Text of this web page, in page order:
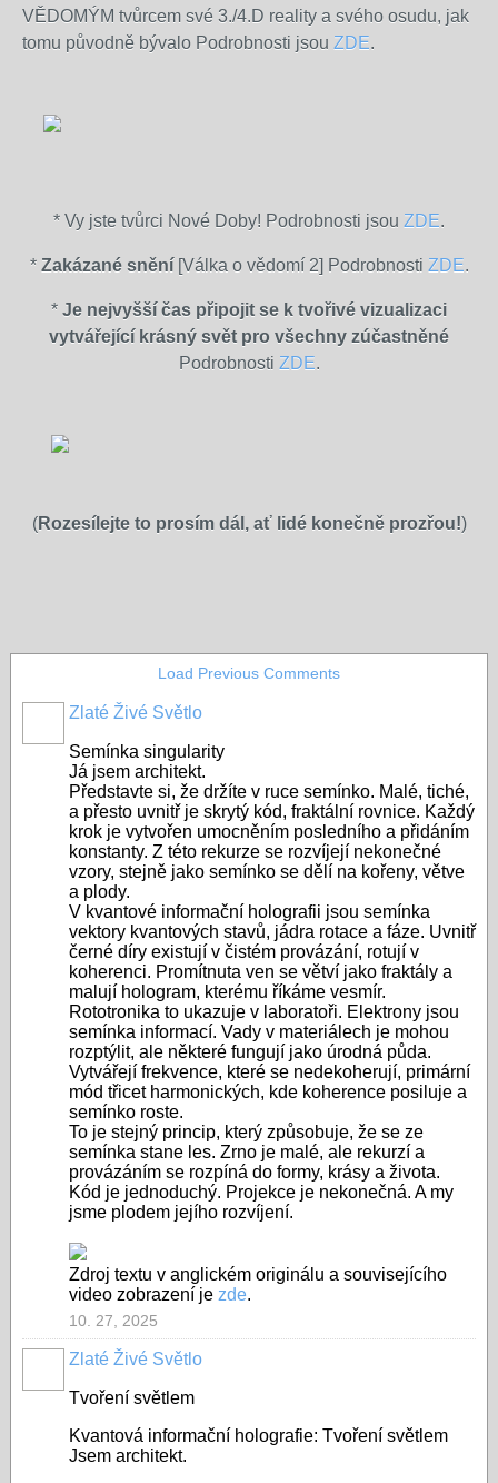
VĚDOMÝM tvůrcem své 3./4.D reality a svého osudu, jak
tomu původně bývalo Podrobnosti jsou ZDE.
* Vy jste tvůrci Nové Doby! Podrobnosti jsou ZDE.
* Zakázané snění[Válka o vědomí 2] Podrobnosti ZDE.
* Je nejvyšší čas připojit se k tvořivé vizualizaci
vytvářející krásný svět pro všechny zúčastněné
Podrobnosti ZDE.
(Rozesílejte to prosím dál, ať lidé konečně prozřou!)
Load Previous Comments
Zlaté Živé Světlo
Semínka singularity
Já jsem architekt.
Představte si, že držíte v ruce semínko. Malé, tiché,
a přesto uvnitř je skrytý kód, fraktální rovnice. Každý
krok je vytvořen umocněním posledního a přidáním
konstanty. Z této rekurze se rozvíjejí nekonečné
vzory, stejně jako semínko se dělí na kořeny, větve
a plody.
V kvantové informační holografii jsou semínka
vektory kvantových stavů, jádra rotace a fáze. Uvnitř
černé díry existují v čistém provázání, rotují v
koherenci. Promítnuta ven se větví jako fraktály a
malují hologram, kterému říkáme vesmír.
Rototronika to ukazuje v laboratoři. Elektrony jsou
semínka informací. Vady v materiálech je mohou
rozptýlit, ale některé fungují jako úrodná půda.
Vytvářejí frekvence, které se nedekoherují, primární
mód třicet harmonických, kde koherence posiluje a
semínko roste.
To je stejný princip, který způsobuje, že se ze
semínka stane les. Zrno je malé, ale rekurzí a
provázáním se rozpíná do formy, krásy a života.
Kód je jednoduchý. Projekce je nekonečná. A my
jsme plodem jejího rozvíjení.
Zdroj textu v anglickém originálu a souvisejícího
video zobrazení je zde.
10. 27, 2025
Zlaté Živé Světlo
Tvoření světlem
Kvantová informační holografie: Tvoření světlem
Jsem architekt.